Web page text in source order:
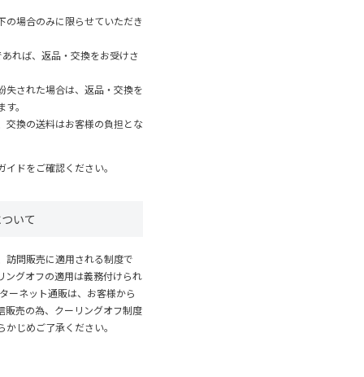
の場合のみに限らせていただき
れば、返品・交換をお受けさ
失された場合は、返品・交換を
。
交換の送料はお客様の負担とな
イドをご確認ください。
いて
訪問販売に適用される制度で
ングオフの適用は義務付けられ
ーネット通販は、お客様から
販売の為、クーリングオフ制度
じめご了承ください。